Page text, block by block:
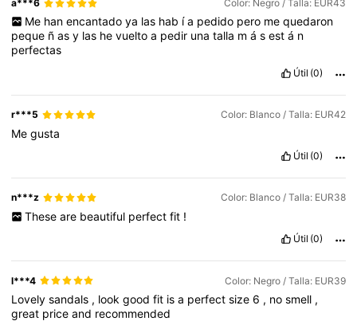
a***6 Color: Negro / Talla: EUR43
Me han encantado ya las hab ía pedido pero me quedaron
peque ñasy las hevueltoa pedir unatalla másestá n
perfectas
Útil (0)
r***5 Color: Blanco / Talla: EUR42
Megusta
Útil (0)
n***z Color: Blanco / Talla: EUR38
These are beautiful perfect fit !
Útil (0)
l***4 Color: Negro / Talla: EUR39
Lovelysandals , lookgoodfit isa perfectsize 6 , nosmell ,
great priceand recommended